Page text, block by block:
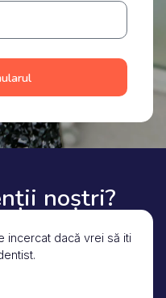
noștri?
incercat dacă vrei să iti